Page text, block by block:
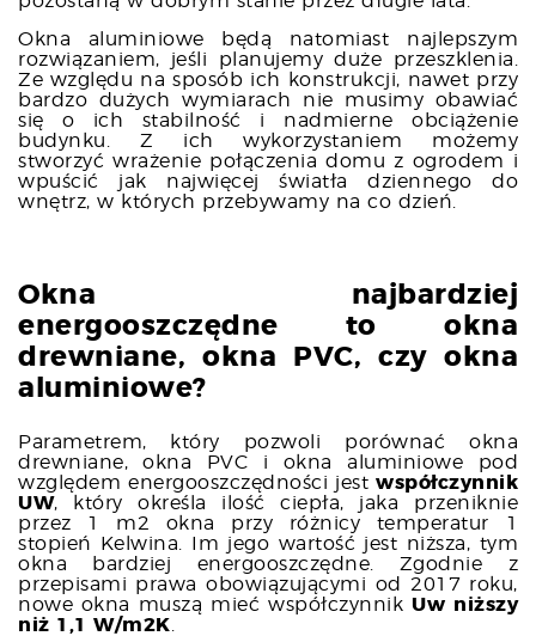
Okna aluminiowe będą natomiast najlepszym
rozwiązaniem, jeśli planujemy duże przeszklenia.
Ze względu na sposób ich konstrukcji, nawet przy
bardzo dużych wymiarach nie musimy obawiać
się o ich stabilność i nadmierne obciążenie
budynku. Z ich wykorzystaniem możemy
stworzyć wrażenie połączenia domu z ogrodem i
wpuścić jak najwięcej światła dziennego do
wnętrz, w których przebywamy na co dzień.
Okna najbardziej
energooszczędne to okna
drewniane, okna PVC, czy okna
aluminiowe?
Parametrem, który pozwoli porównać okna
drewniane, okna PVC i okna aluminiowe pod
względem energooszczędności jest współczynnik
UW, który określa ilość ciepła, jaka przeniknie
przez 1 m2 okna przy różnicy temperatur 1
stopień Kelwina. Im jego wartość jest niższa, tym
okna bardziej energooszczędne. Zgodnie z
przepisami prawa obowiązującymi od 2017 roku,
nowe okna muszą mieć współczynnikUw niższy
niż 1,1 W/m2K